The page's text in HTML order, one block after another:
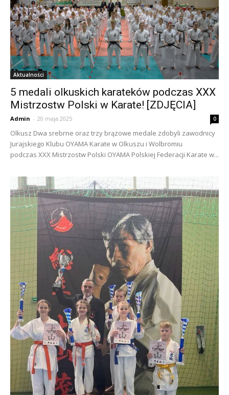
Aktualności
5 medali olkuskich karateków podczas XXX
Mistrzostw Polski w Karate! [ZDJĘCIA]
Admin - 20 maja 2025 0
Olkusz Dwa srebrne oraz trzy brązowe medale zdobyli zawodnicy
Jurajskiego Klubu OYAMA Karate w Olkuszu i Wolbromiu
podczas XXX Mistrzostw Polski OYAMA Polskiej Federacji Karate w...